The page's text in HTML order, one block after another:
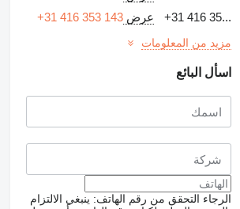
+31 416 35...
عرض+31 416 353 143
مزيد من المعلومات
اسأل البائع
الرجاء التحقق من رقم الهاتف: ينبغي الالتزام